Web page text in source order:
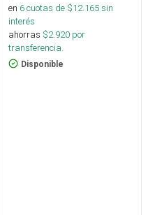
en 6cuotas de $12.165sin
interés
ahorras $2.920 por
transferencia.
Disponible